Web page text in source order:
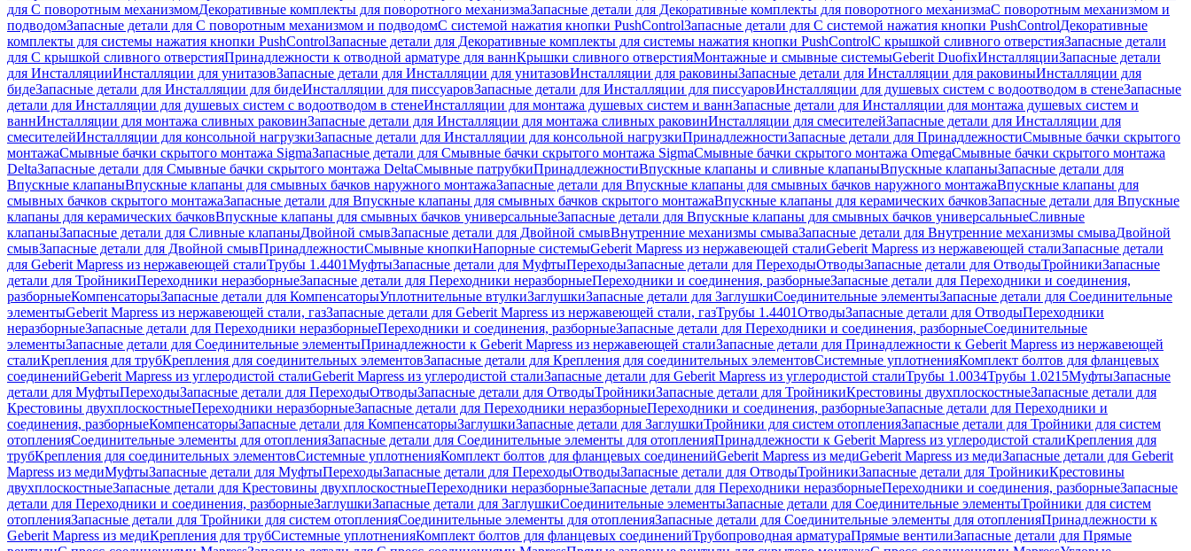
для С поворотным механизмомДекоративные комплекты для поворотного механизмаЗапасные детали для Декоративные комплекты для поворотного механизмаС поворотным механизмом и
подводомЗапасные детали для С поворотным механизмом и подводомС системой нажатия кнопки PushControlЗапасные детали для С системой нажатия кнопки PushControlДекоративные
комплекты для системы нажатия кнопки PushControlЗапасные детали для Декоративные комплекты для системы нажатия кнопки PushControlС крышкой сливного отверстияЗапасные детали
для С крышкой сливного отверстияПринадлежности к отводной арматуре для ваннКрышки сливного отверстияМонтажные и смывные системыGeberit DuofixИнсталляцииЗапасные детали
для ИнсталляцииИнсталляции для унитазовЗапасные детали для Инсталляции для унитазовИнсталляции для раковиныЗапасные детали для Инсталляции для раковиныИнсталляции для
бидеЗапасные детали для Инсталляции для бидеИнсталляции для писсуаровЗапасные детали для Инсталляции для писсуаровИнсталляции для душевых систем с водоотводом в стенеЗапасные
детали для Инсталляции для душевых систем с водоотводом в стенеИнсталляции для монтажа душевых систем и ваннЗапасные детали для Инсталляции для монтажа душевых систем и
ваннИнсталляции для монтажа сливных раковинЗапасные детали для Инсталляции для монтажа сливных раковинИнсталляции для смесителейЗапасные детали для Инсталляции для
смесителейИнсталляции для консольной нагрузкиЗапасные детали для Инсталляции для консольной нагрузкиПринадлежностиЗапасные детали для ПринадлежностиСмывные бачки скрытого
монтажаСмывные бачки скрытого монтажа SigmaЗапасные детали для Смывные бачки скрытого монтажа SigmaСмывные бачки скрытого монтажа OmegaСмывные бачки скрытого монтажа
DeltaЗапасные детали для Смывные бачки скрытого монтажа DeltaСмывные патрубкиПринадлежностиВпускные клапаны и сливные клапаныВпускные клапаныЗапасные детали для
Впускные клапаныВпускные клапаны для смывных бачков наружного монтажаЗапасные детали для Впускные клапаны для смывных бачков наружного монтажаВпускные клапаны для
смывных бачков скрытого монтажаЗапасные детали для Впускные клапаны для смывных бачков скрытого монтажаВпускные клапаны для керамических бачковЗапасные детали для Впускные
клапаны для керамических бачковВпускные клапаны для смывных бачков универсальныеЗапасные детали для Впускные клапаны для смывных бачков универсальныеСливные
клапаныЗапасные детали для Сливные клапаныДвойной смывЗапасные детали для Двойной смывВнутренние механизмы смываЗапасные детали для Внутренние механизмы смываДвойной
смывЗапасные детали для Двойной смывПринадлежностиСмывные кнопкиНапорные системыGeberit Mapress из нержавеющей сталиGeberit Mapress из нержавеющей сталиЗапасные детали
для Geberit Mapress из нержавеющей сталиТрубы 1.4401МуфтыЗапасные детали для МуфтыПереходыЗапасные детали для ПереходыОтводыЗапасные детали для ОтводыТройникиЗапасные
детали для ТройникиПереходники неразборныеЗапасные детали для Переходники неразборныеПереходники и соединения, разборныеЗапасные детали для Переходники и соединения,
разборныеКомпенсаторыЗапасные детали для КомпенсаторыУплотнительные втулкиЗаглушкиЗапасные детали для ЗаглушкиСоединительные элементыЗапасные детали для Соединительные
элементыGeberit Mapress из нержавеющей стали, газЗапасные детали для Geberit Mapress из нержавеющей стали, газТрубы 1.4401ОтводыЗапасные детали для ОтводыПереходники
неразборныеЗапасные детали для Переходники неразборныеПереходники и соединения, разборныеЗапасные детали для Переходники и соединения, разборныеСоединительные
элементыЗапасные детали для Соединительные элементыПринадлежности к Geberit Mapress из нержавеющей сталиЗапасные детали для Принадлежности к Geberit Mapress из нержавеющей
сталиКрепления для трубКрепления для соединительных элементовЗапасные детали для Крепления для соединительных элементовСистемные уплотненияКомплект болтов для фланцевых
соединенийGeberit Mapress из углеродистой сталиGeberit Mapress из углеродистой сталиЗапасные детали для Geberit Mapress из углеродистой сталиТрубы 1.0034Трубы 1.0215МуфтыЗапасные
детали для МуфтыПереходыЗапасные детали для ПереходыОтводыЗапасные детали для ОтводыТройникиЗапасные детали для ТройникиКрестовины двухплоскостныеЗапасные детали для
Крестовины двухплоскостныеПереходники неразборныеЗапасные детали для Переходники неразборныеПереходники и соединения, разборныеЗапасные детали для Переходники и
соединения, разборныеКомпенсаторыЗапасные детали для КомпенсаторыЗаглушкиЗапасные детали для ЗаглушкиТройники для систем отопленияЗапасные детали для Тройники для систем
отопленияСоединительные элементы для отопленияЗапасные детали для Соединительные элементы для отопленияПринадлежности к Geberit Mapress из углеродистой сталиКрепления для
трубКрепления для соединительных элементовСистемные уплотненияКомплект болтов для фланцевых соединенийGeberit Mapress из медиGeberit Mapress из медиЗапасные детали для Geberit
Mapress из медиМуфтыЗапасные детали для МуфтыПереходыЗапасные детали для ПереходыОтводыЗапасные детали для ОтводыТройникиЗапасные детали для ТройникиКрестовины
двухплоскостныеЗапасные детали для Крестовины двухплоскостныеПереходники неразборныеЗапасные детали для Переходники неразборныеПереходники и соединения, разборныеЗапасные
детали для Переходники и соединения, разборныеЗаглушкиЗапасные детали для ЗаглушкиСоединительные элементыЗапасные детали для Соединительные элементыТройники для систем
отопленияЗапасные детали для Тройники для систем отопленияСоединительные элементы для отопленияЗапасные детали для Соединительные элементы для отопленияПринадлежности к
Geberit Mapress из медиКрепления для трубСистемные уплотненияКомплект болтов для фланцевых соединенийТрубопроводная арматураПрямые вентилиЗапасные детали для Прямые